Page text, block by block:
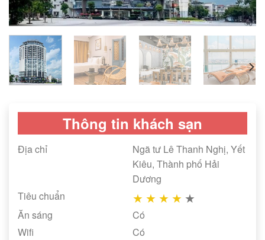
Thông tin khách sạn
Địa chỉ
Ngã tư Lê Thanh Nghị, Yết
Kiêu, Thành phố Hải
Dương
Tiêu chuẩn
★ ★ ★ ★ ★
Ăn sáng
Có
Wifi
Có